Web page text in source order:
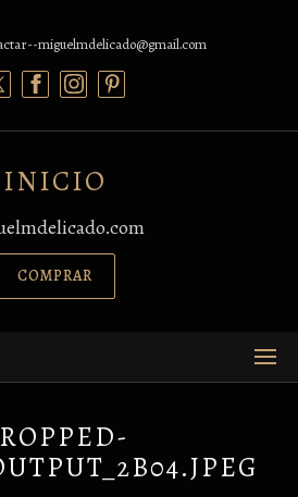
miguelmdelicado@gmail.com
INICIO
COMPRAR